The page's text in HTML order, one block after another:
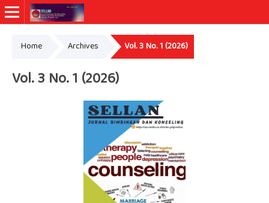
Home Archives Vol. 3 No. 1 (2026)
Vol. 3 No. 1 (2026)